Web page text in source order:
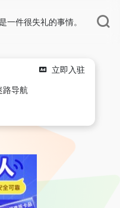
一件很失礼的事情。
立即入驻
路导航